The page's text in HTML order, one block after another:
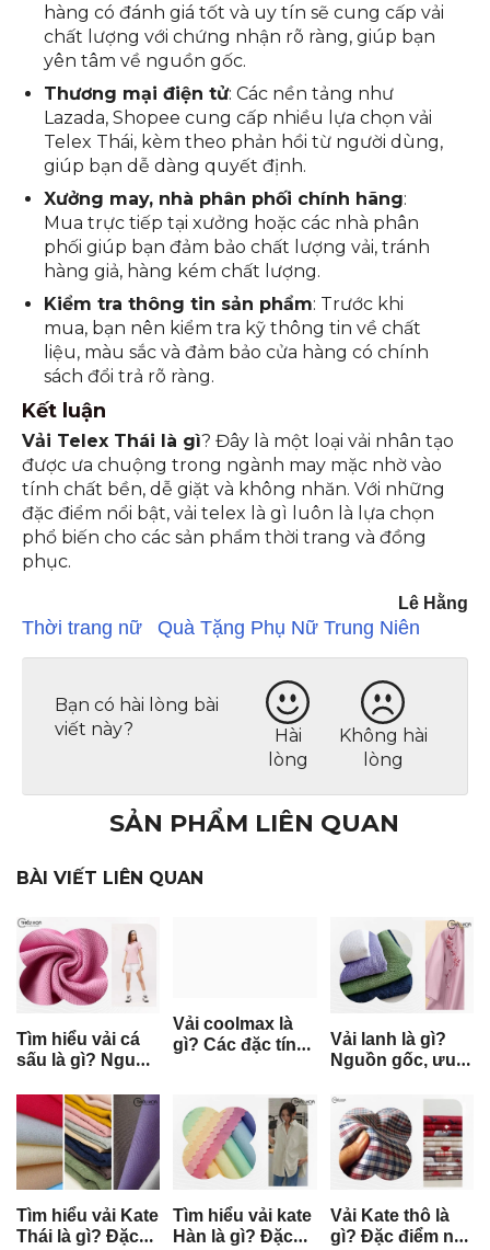
hàng có đánh giá tốt và uy tín sẽ cung cấp vải
chất lượng với chứng nhận rõ ràng, giúp bạn
yên tâm về nguồn gốc.
Thương mại điện tử: Các nền tảng như
Lazada, Shopee cung cấp nhiều lựa chọn vải
Telex Thái, kèm theo phản hồi từ người dùng,
giúp bạn dễ dàng quyết định.
Xưởng may, nhà phân phối chính hãng:
Mua trực tiếp tại xưởng hoặc các nhà phân
phối giúp bạn đảm bảo chất lượng vải, tránh
hàng giả, hàng kém chất lượng.
Kiểm tra thông tin sản phẩm: Trước khi
mua, bạn nên kiểm tra kỹ thông tin về chất
liệu, màu sắc và đảm bảo cửa hàng có chính
sách đổi trả rõ ràng.
Kết luận
Vải Telex Thái là gì? Đây là một loại vải nhân tạo
được ưa chuộng trong ngành may mặc nhờ vào
tính chất bền, dễ giặt và không nhăn. Với những
đặc điểm nổi bật, vải telex là gì luôn là lựa chọn
phổ biến cho các sản phẩm thời trang và đồng
phục.
Lê Hằng
Thời trang nữ Quà Tặng Phụ Nữ Trung Niên
Bạn có hài lòng bài
viết này?
Hài
lòng
Không hài
lòng
SẢN PHẨM LIÊN QUAN
BÀI VIẾT LIÊN QUAN
Tìm hiểu vải cá
sấu là gì? Nguồn
nhược điểm của
nó
Vải coolmax là
gì? Các đặc tính
Vải lanh là gì?
Nguồn gốc, ưu
cách bảo quản
Tìm hiểu vải Kate
Thái là gì? Đặc
Tìm hiểu vải kate
Hàn là gì? Đặc
Vải Kate thô là
gì? Đặc điểm nổi